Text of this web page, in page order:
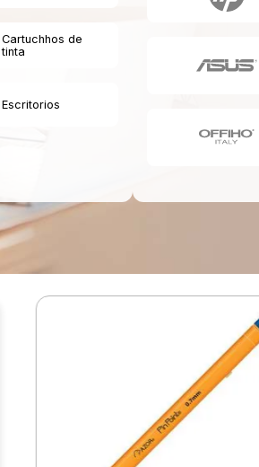
Cartuchhos de
tinta
Escritorios